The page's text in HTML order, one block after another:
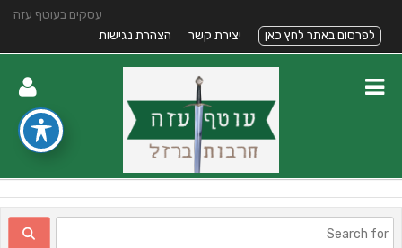
עסקים בעוטף עזה
לפרסום באתר לחץ כאן
יצירת קשר הצהרת נגישות